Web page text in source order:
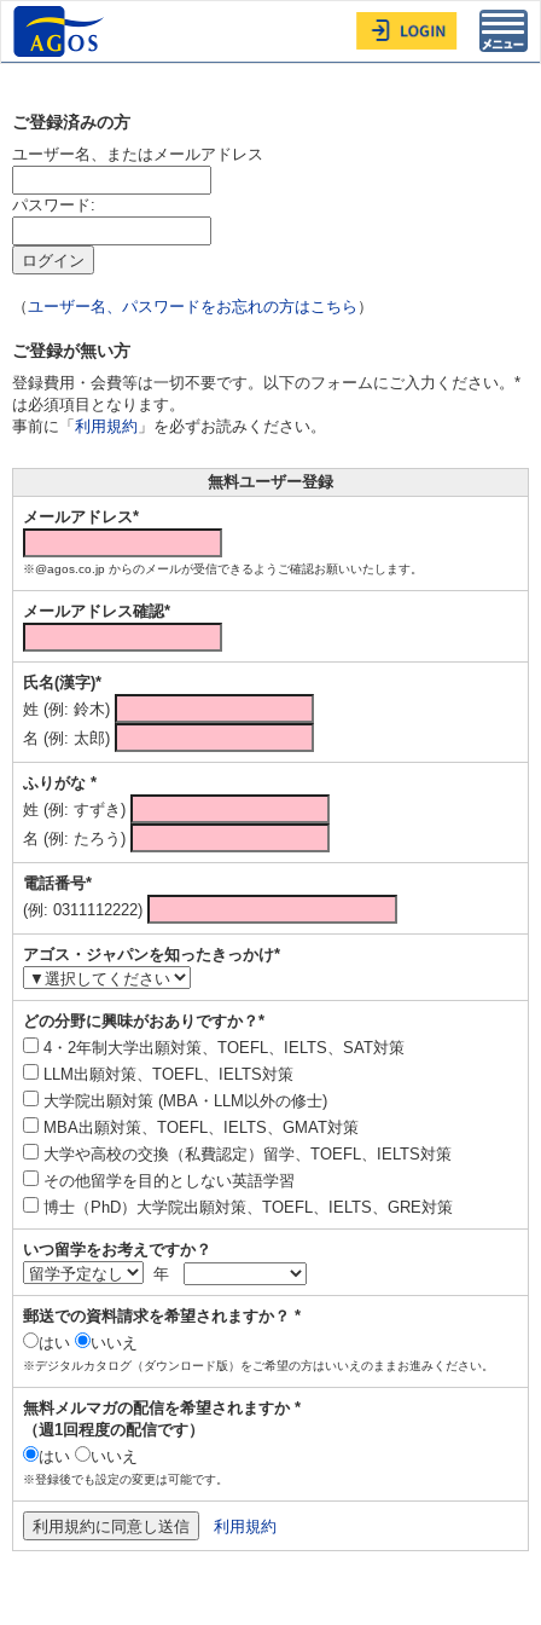
ご登録済みの方
ユーザー名、またはメールアドレス
パスワード:
（ユーザー名、パスワードをお忘れの方はこちら ）
ご登録が無い方
登録費用・会費等は一切不要です。以下のフォームにご入力ください。*
は必須項目となります。
事前に「 利用規約 」を必ずお読みください。
無料ユーザー登録
メールアドレス*
※@agos.co.jp からのメールが受信できるようご確認お願いいたします。
メールアドレス確認*
氏名(漢字)*
姓 (例: 鈴木)
名 (例: 太郎)
ふりがな *
姓 (例: すずき)
名 (例: たろう)
電話番号*
(例: 0311112222)
アゴス・ジャパンを知ったきっかけ*
どの分野に興味がおありですか？*
4・2年制大学出願対策、TOEFL、IELTS、SAT対策
LLM出願対策、TOEFL、IELTS対策
大学院出願対策 (MBA・LLM以外の修士)
MBA出願対策、TOEFL、IELTS、GMAT対策
大学や高校の交換（私費認定）留学、TOEFL、IELTS対策
その他留学を目的としない英語学習
博士（PhD）大学院出願対策、TOEFL、IELTS、GRE対策
いつ留学をお考えですか？
年
郵送での資料請求を希望されますか？ *
はい
いいえ
※デジタルカタログ（ダウンロード版）をご希望の方はいいえのままお進みください。
無料メルマガの配信を希望されますか *
（週1回程度の配信です）
はい
いいえ
※登録後でも設定の変更は可能です。
利用規約